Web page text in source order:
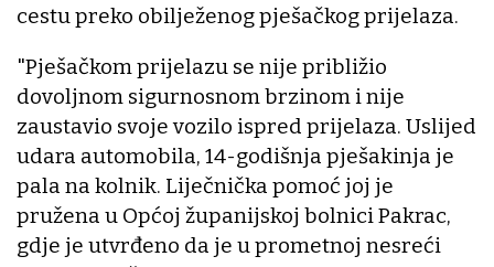
cestu preko obilježenog pješačkog prijelaza.
"Pješačkom prijelazu se nije približio
dovoljnom sigurnosnom brzinom i nije
zaustavio svoje vozilo ispred prijelaza. Uslijed
udara automobila, 14-godišnja pješakinja je
pala na kolnik. Liječnička pomoć joj je
pružena u Općoj županijskoj bolnici Pakrac,
gdje je utvrđeno da je u prometnoj nesreći